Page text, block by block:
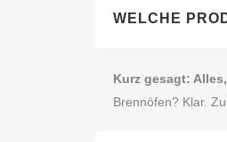
WELCHE
Kurz gesagt:
Brennöfen? Klar.